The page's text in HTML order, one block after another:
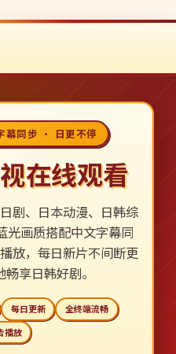
幕同步 · 日更不停
在线观看
剧、日本动漫、日韩综
光画质搭配中文字幕同
放，每日新片不间断更
享日韩好剧。
每日更新
全终端流畅
播放